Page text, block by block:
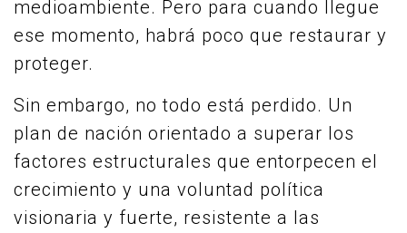
medioambiente. Pero para cuando llegue
ese momento, habrá poco que restaurar y
proteger.
Sin embargo, no todo está perdido. Un
plan de nación orientado a superar los
factores estructurales que entorpecen el
crecimiento y una voluntad política
visionaria y fuerte, resistente a las